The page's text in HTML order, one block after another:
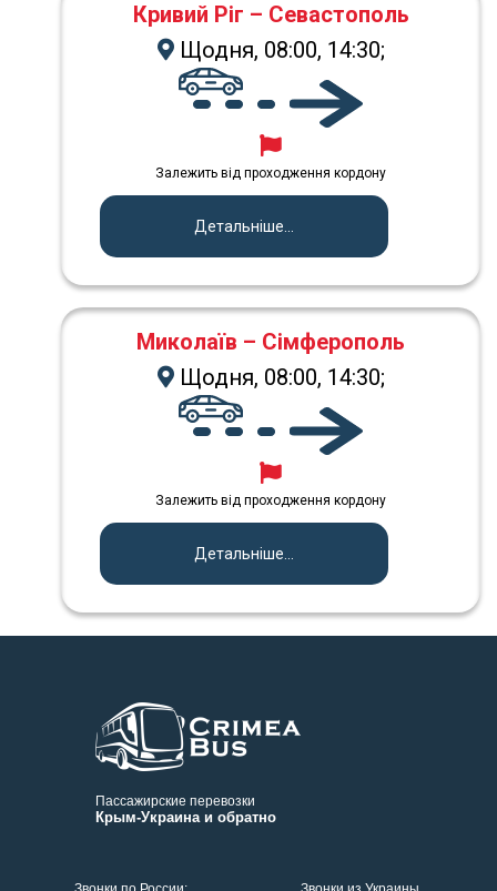
Кривий Ріг – Севастополь
Щодня, 08:00, 14:30;
Залежить від проходження кордону
Детальніше...
Миколаїв – Сімферополь
Щодня, 08:00, 14:30;
Залежить від проходження кордону
Детальніше...
Пассажирские перевозки
Крым-Украина и обратно